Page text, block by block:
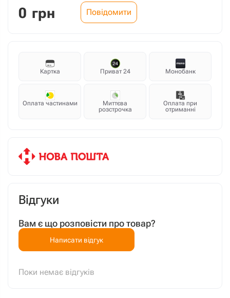
0 грн Повідомити
Картка Приват 24 Монобанк
Оплата частинами
Миттєва
розстрочка
Оплата при
отриманні
Відгуки
Вам є що розповісти про товар?
Написати відгук
Поки немає відгуків